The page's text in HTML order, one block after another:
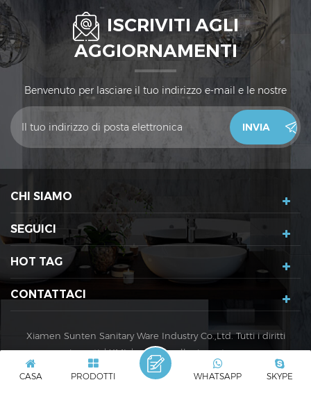
ISCRIVITI AGLI
AGGIORNAMENTI
Benvenuto per lasciare il tuo indirizzo e-mail e le nostre
vendite ti contatteranno entro 24 ore. Grazie!
CHI SIAMO
SEGUICI
HOT TAG
CONTATTACI
Xiamen Sunten Sanitary Ware Industry Co.,Ltd. Tutti i diritti
riservati. |XML|politica sulla riservatezza
Rete IPv6 supportata
CASA PRODOTTI SKYPE
WHATSAPP